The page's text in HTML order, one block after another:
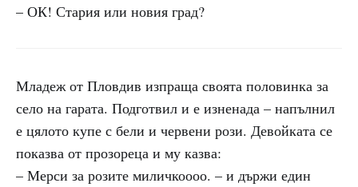
– ОК! Стария или новия град?
Младеж от Пловдив изпраща своята половинка за
село на гарата. Подготвил и е изненада – напълнил
е цялото купе с бели и червени рози. Девойката се
показва от прозореца и му казва:
– Мерси за розите миличкоооо. – и държи един